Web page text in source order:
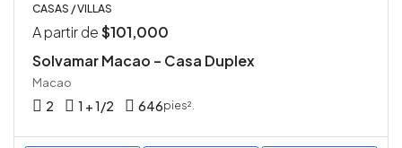
CASAS / VILLAS
A partir de$101,000
Solvamar Macao – Casa Duplex
Macao
2 1 + 1/2 646pies².